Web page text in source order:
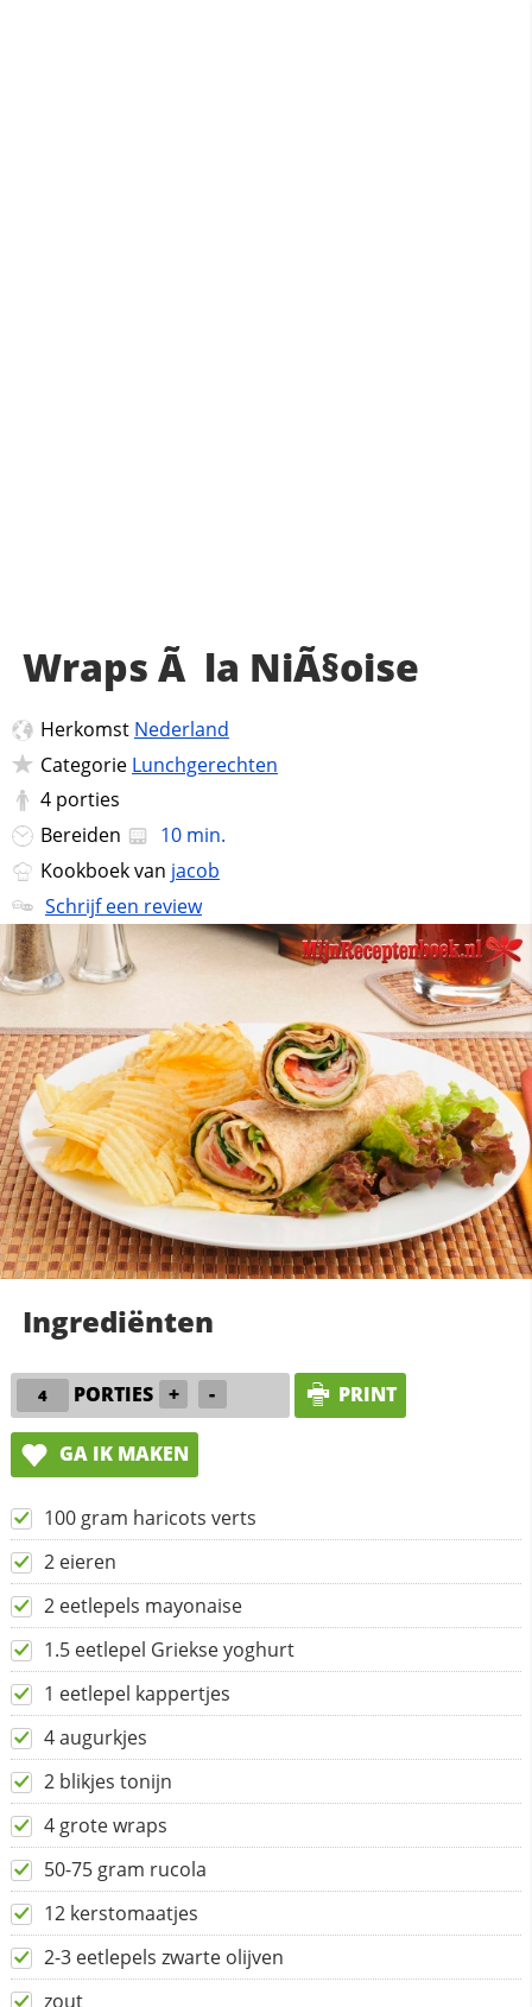
Wraps Ã la NiÃ§oise
Herkomst Nederland
Categorie Lunchgerechten
4 porties
Bereiden
10 min.
Kookboek van jacob
Schrijf een review
Ingrediënten
PORTIES + - PRINT
GA IK MAKEN
100 gram haricots verts
2 eieren
2 eetlepels mayonaise
1.5 eetlepel Griekse yoghurt
1 eetlepel kappertjes
4 augurkjes
2 blikjes tonijn
4 grote wraps
50-75 gram rucola
12 kerstomaatjes
2-3 eetlepels zwarte olijven
zout